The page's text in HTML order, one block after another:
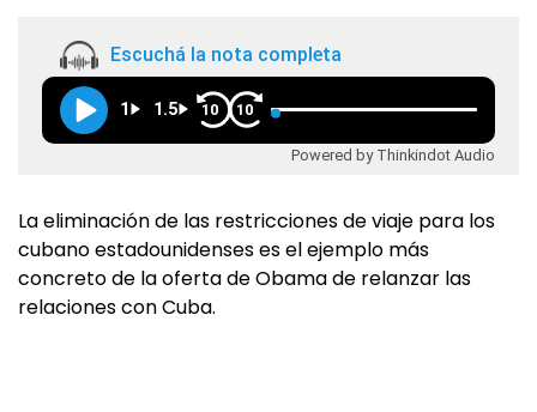
Escuchá la nota completa
1 1.5 10 10
Powered by Thinkindot Audio
La eliminación de las restricciones de viaje para los
cubano estadounidenses es el ejemplo más
concreto de la oferta de Obama de relanzar las
relaciones con Cuba.